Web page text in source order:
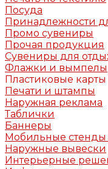
Посуда
Принадлежности
Промо сувениры
Прочая продукция
Сувениры для
Флажки и вымпелы
Пластиковые карты
Печати и штампы
Наружная реклама
Таблички
Баннеры
Мобильные стенды
Наружные вывески
Интерьерные